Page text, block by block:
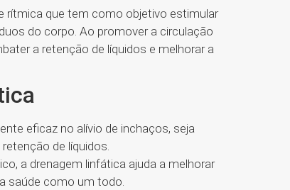
rítmica que tem como objetivo estimular
do corpo. Ao promover a circulação
a retenção de líquidos e melhorar a
eficaz no alívio de inchaços, seja
de líquidos.
a drenagem linfática ajuda a melhorar
saúde como um todo.